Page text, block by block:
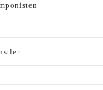
(vokal) / Lied